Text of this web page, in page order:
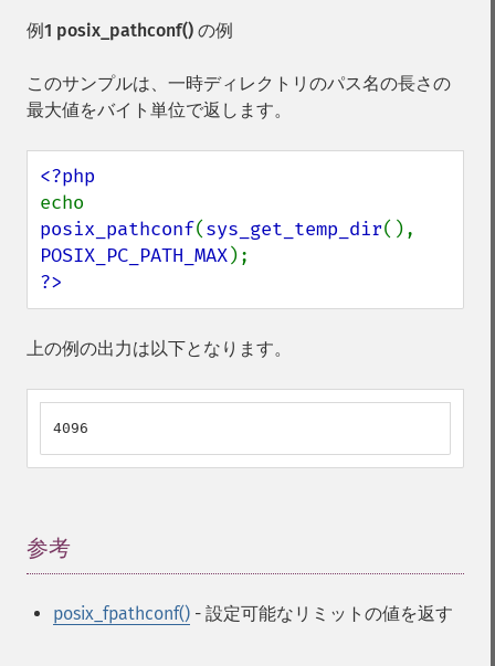
例1 posix_pathconf() の例
このサンプルは、一時ディレクトリのパス名の長さの
最大値をバイト単位で返します。
posix_pathconf(sys_get_temp_dir
POSIX_PC_PATH_MAX
?>
上の例の出力は以下となります。
4096
参考
posix_fpathconf() - 設定可能なリミットの値を返す